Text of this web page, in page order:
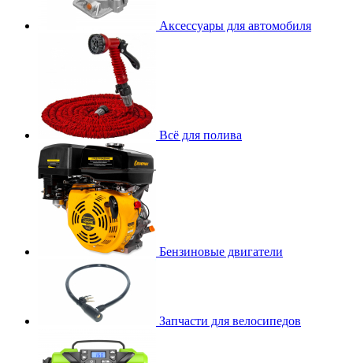
Аксессуары для автомобиля
Всё для полива
Бензиновые двигатели
Запчасти для велосипедов